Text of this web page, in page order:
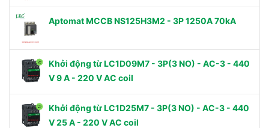
Aptomat MCCB NS125H3M2 - 3P 1250A 70kA
Khởi động từ LC1D09M7 - 3P(3 NO) - AC-3 - 440
V 9 A - 220 V AC coil
Khởi động từ LC1D25M7 - 3P(3 NO) - AC-3 - 440
V 25 A - 220 V AC coil